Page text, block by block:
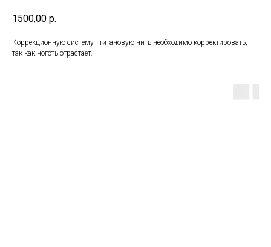
1500,00 р.
Коррекционную систему - титановую нить необходимо корректировать,
так как ноготь отрастает.